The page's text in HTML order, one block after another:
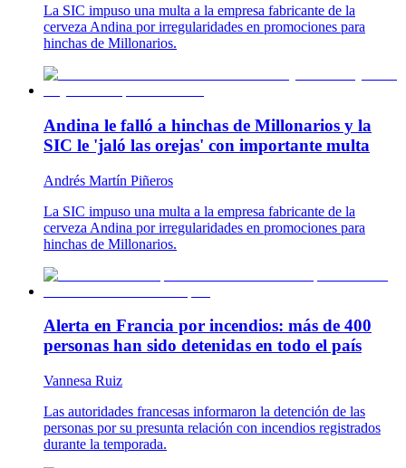
La SIC impuso una multa a la empresa fabricante de la
cerveza Andina por irregularidades en promociones para
hinchas de Millonarios.
Andina le falló a hinchas de Millonarios y la
SIC le 'jaló las orejas' con importante multa
Andrés Martín Piñeros
La SIC impuso una multa a la empresa fabricante de la
cerveza Andina por irregularidades en promociones para
hinchas de Millonarios.
Alerta en Francia por incendios: más de 400
personas han sido detenidas en todo el país
Vannesa Ruiz
Las autoridades francesas informaron la detención de las
personas por su presunta relación con incendios registrados
durante la temporada.